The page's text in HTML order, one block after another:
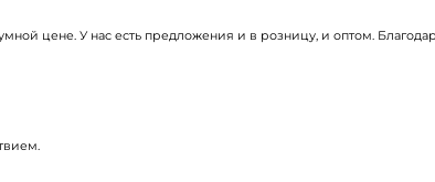
цене. У нас есть предложения и в розницу, и оптом.